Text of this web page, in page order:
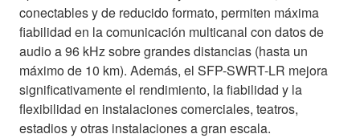
conectables y de reducido formato, permiten máxima
fiabilidad en la comunicación multicanal con datos de
audio a 96 kHz sobre grandes distancias (hasta un
máximo de 10 km). Además, el SFP-SWRT-LR mejora
significativamente el rendimiento, la fiabilidad y la
flexibilidad en instalaciones comerciales, teatros,
estadios y otras instalaciones a gran escala.